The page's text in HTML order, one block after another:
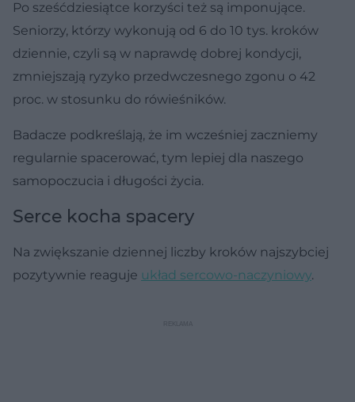
Po sześćdziesiątce korzyści też są imponujące.
Seniorzy, którzy wykonują od 6 do 10 tys. kroków
dziennie, czyli są w naprawdę dobrej kondycji,
zmniejszają ryzyko przedwczesnego zgonu o 42
proc. w stosunku do rówieśników.
Badacze podkreślają, że im wcześniej zaczniemy
regularnie spacerować, tym lepiej dla naszego
samopoczucia i długości życia.
Serce kocha spacery
Na zwiększanie dziennej liczby kroków najszybciej
pozytywnie reaguje układ sercowo-naczyniowy.